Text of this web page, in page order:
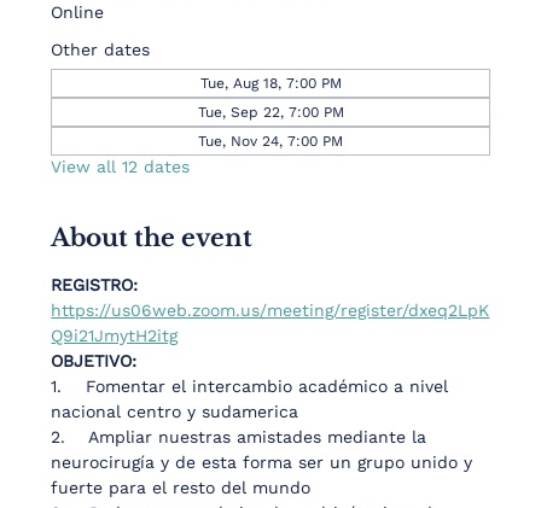
Online
Other dates
Tue, Aug 18, 7:00 PM
Tue, Sep 22, 7:00 PM
Tue, Nov 24, 7:00 PM
View all 12 dates
About the event
REGISTRO:
https://us06web.zoom.us/meeting/register/dxeq2LpK
Q9i21JmytH2itg
OBJETIVO:
1.    Fomentar el intercambio académico a nivel
nacional centro y sudamerica
2.    Ampliar nuestras amistades mediante la
neurocirugía y de esta forma ser un grupo unido y
fuerte para el resto del mundo